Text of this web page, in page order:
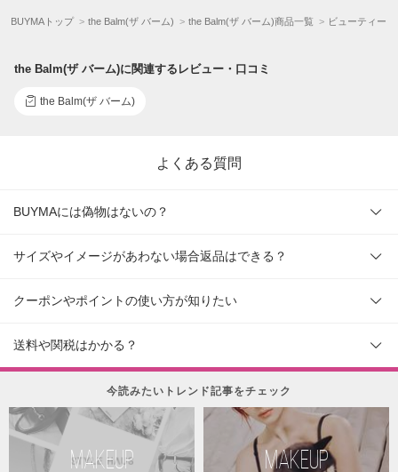
BUYMAトップ the Balm(ザ バーム) the Balm(ザ バーム)商品一覧 ビューティー
the Balm(ザ バーム)に関連するレビュー・口コミ
the Balm(ザ バーム)
よくある質問
BUYMAには偽物はないの？
サイズやイメージがあわない場合返品はできる？
クーポンやポイントの使い方が知りたい
送料や関税はかかる？
今読みたいトレンド記事をチェック
MAKEUP MAKEUP